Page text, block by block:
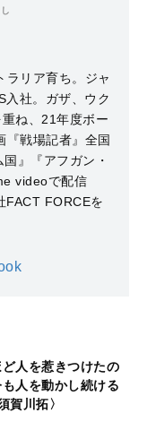
ラリア育ち。ジャ
入社。ガザ、ウク
ね、21年度ボー
『戦場記者』全国
』『アフガン・
videoで配信
FACT FORCEを
人を惹きつけたの
人を動かし続ける
賀川拓〉